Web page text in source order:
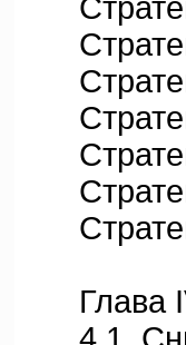
Глава